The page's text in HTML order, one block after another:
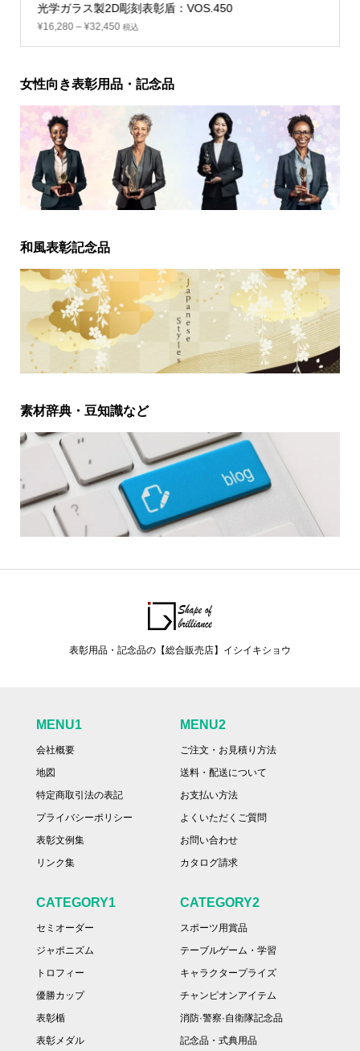
光学ガラス製2D彫刻表彰盾：VOS.450
¥16,280 –¥32,450 税込
女性向き表彰用品・記念品
和風表彰記念品
素材辞典・豆知識など
表彰用品・記念品の【総合販売店】イシイキショウ
MENU1
会社概要
地図
特定商取引法の表記
プライバシーポリシー
表彰文例集
リンク集
MENU2
ご注文・お見積り方法
送料・配送について
お支払い方法
よくいただくご質問
お問い合わせ
カタログ請求
CATEGORY1
セミオーダー
ジャポニズム
トロフィー
優勝カップ
表彰楯
表彰メダル
CATEGORY2
スポーツ用賞品
テーブルゲーム・学習
キャラクタープライズ
チャンピオンアイテム
消防·警察·自衛隊記念品
記念品・式典用品